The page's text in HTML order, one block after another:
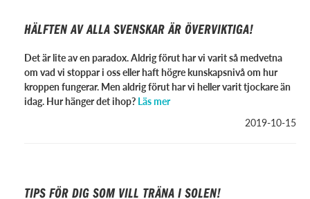
HÄLFTEN AV ALLA SVENSKAR ÄR ÖVERVIKTIGA!
Det är lite av en paradox. Aldrig förut har vi varit så medvetna
om vad vi stoppar i oss eller haft högre kunskapsnivå om hur
kroppen fungerar. Men aldrig förut har vi heller varit tjockare än
idag. Hur hänger det ihop? Läs mer
2019-10-15
TIPS FÖR DIG SOM VILL TRÄNA I SOLEN!